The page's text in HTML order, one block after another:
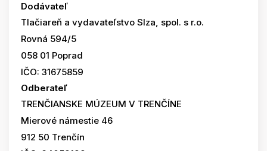
Dodávateľ
Tlačiareň a vydavateľstvo Slza, spol. s r.o.
Rovná 594/5
058 01 Poprad
IČO: 31675859
Odberateľ
TRENČIANSKE MÚZEUM V TRENČÍNE
Mierové námestie 46
912 50 Trenčín